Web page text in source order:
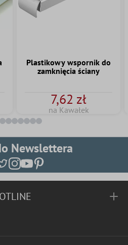
Plastikowy wspornik do
zamknięcia ściany
7,62 zł
na Kawałek
Newslettera